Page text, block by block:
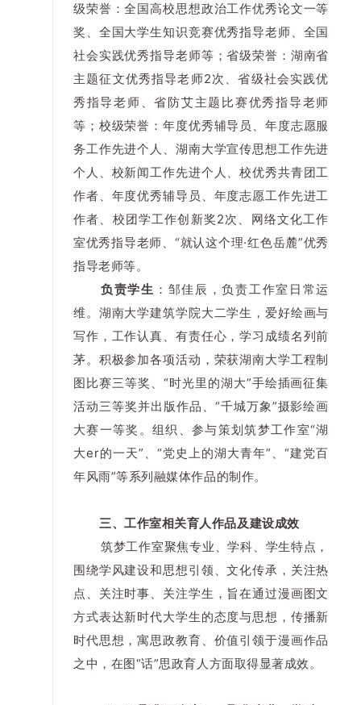
级荣誉：全国高校思想政治工作优秀论文一等
奖、全国大学生知识竞赛优秀指导老师、全国
社会实践优秀指导老师等；省级荣誉：湖南省
主题征文优秀指导老师2次、省级社会实践优
秀指导老师、省防艾主题比赛优秀指导老师
等；校级荣誉：年度优秀辅导员、年度志愿服
务工作先进个人、湖南大学宣传思想工作先进
个人、校新闻工作先进个人、校优秀共青团工
作者、年度优秀辅导员、年度志愿工作先进工
作者、校团学工作创新奖2次、网络文化工作
室优秀指导老师、“就认这个理·红色岳麓”优秀
指导老师等。
负责学生 ：邹佳辰，负责工作室日常运
维。湖南大学建筑学院大二学生，爱好绘画与
写作，工作认真、有责任心，学习成绩名列前
茅。积极参加各项活动，荣获湖南大学工程制
图比赛三等奖、“时光里的湖大”手绘插画征集
活动三等奖并出版作品、“千城万象”摄影绘画
大赛一等奖。组织、参与策划筑梦工作室“湖
大er的一天”、“党史上的湖大青年”、“建党百
年风雨”等系列融媒体作品的制作。
三、工作室相关育人作品及建设成效
筑梦工作室聚焦专业、学科、学生特点，
围绕学风建设和思想引领、文化传承，关注热
点、关注时事、关注学生，旨在通过漫画图文
方式表达新时代大学生的态度与思想，传播新
时代思想，寓思政教育、价值引领于漫画作品
之中，在图“话”思政育人方面取得显著成效。